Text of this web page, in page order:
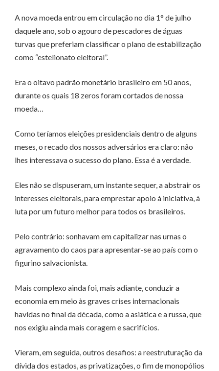
A nova moeda entrou em circulação no dia 1° de julho
daquele ano, sob o agouro de pescadores de águas
turvas que preferiam classificar o plano de estabilização
como “estelionato eleitoral”.
Era o oitavo padrão monetário brasileiro em 50 anos,
durante os quais 18 zeros foram cortados de nossa
moeda…
Como teríamos eleições presidenciais dentro de alguns
meses, o recado dos nossos adversários era claro: não
lhes interessava o sucesso do plano. Essa é a verdade.
Eles não se dispuseram, um instante sequer, a abstrair os
interesses eleitorais, para emprestar apoio à iniciativa, à
luta por um futuro melhor para todos os brasileiros.
Pelo contrário: sonhavam em capitalizar nas urnas o
agravamento do caos para apresentar-se ao país com o
figurino salvacionista.
Mais complexo ainda foi, mais adiante, conduzir a
economia em meio às graves crises internacionais
havidas no final da década, como a asiática e a russa, que
nos exigiu ainda mais coragem e sacrifícios.
Vieram, em seguida, outros desafios: a reestruturação da
dívida dos estados, as privatizações, o fim de monopólios